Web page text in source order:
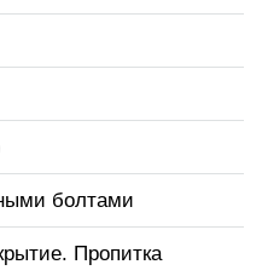
болтами
Пропитка